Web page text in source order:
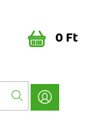
0 Ft